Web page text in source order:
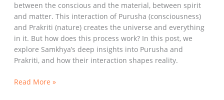
between the conscious and the material, between spirit
and matter. This interaction of Purusha (consciousness)
and Prakriti (nature) creates the universe and everything
in it. But how does this process work? In this post, we
explore Samkhya’s deep insights into Purusha and
Prakriti, and how their interaction shapes reality.
Read More »